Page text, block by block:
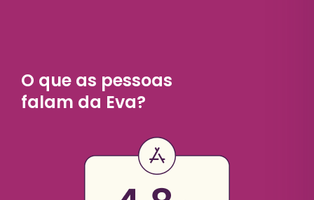
O que as pessoas
falam da Eva?